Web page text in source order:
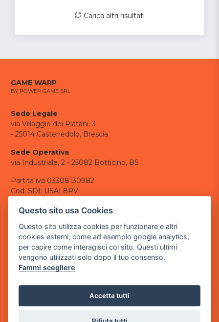
Carica altri risultati
GAME WARP
BY POWER GAME SRL
Sede Legale
via Villaggio dei Platani, 3
- 25014 Castenedolo, Brescia
Sede Operativa
via Industriale, 2 - 25082 Botticino, BS
Partita iva 03308130982
Cod. SDI: USAL8PV
CONTATTI
tel.: +39 030 376 2377
tel.: +39 030 336 6259
pec:powergamesrl@legalmail.it
LINK UTILI
Informazioni generali
Questo sito usa Cookies
Questo sito utilizza cookies per funzionare e altri
cookies esterni, come ad esempio google analytics,
per capire come interagisci col sito. Questi ultimi
vengono utilizzati solo dopo il tuo consenso.
Fammi scegliere
Accetta tutti